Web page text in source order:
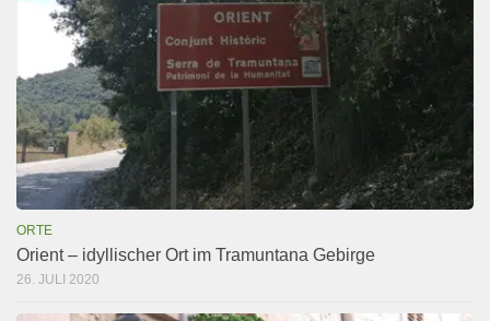
ORTE
Orient – idyllischer Ort im Tramuntana Gebirge
26. JULI 2020